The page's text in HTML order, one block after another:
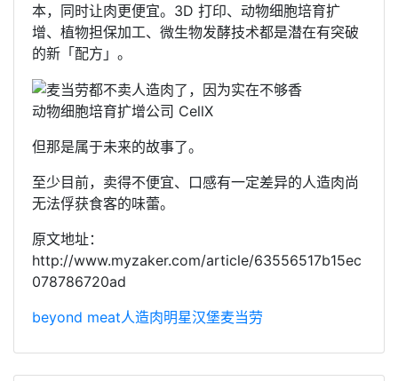
本，同时让肉更便宜。3D 打印、动物细胞培育扩
增、植物担保加工、微生物发酵技术都是潜在有突破
的新「配方」。
动物细胞培育扩增公司 CellX
但那是属于未来的故事了。
至少目前，卖得不便宜、口感有一定差异的人造肉尚
无法俘获食客的味蕾。
原文地址：
http://www.myzaker.com/article/63556517b15ec
078786720ad
beyond meat人造肉明星汉堡麦当劳